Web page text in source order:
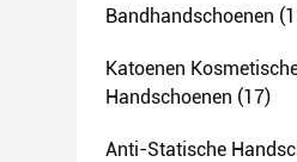
Bandhandschoenen
Katoenen
Handschoenen (17)
Anti-Statische